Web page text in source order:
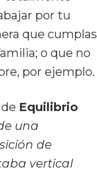
por tu
que cumplas
o que no
por ejemplo.
Equilibrio
una
de
vertical